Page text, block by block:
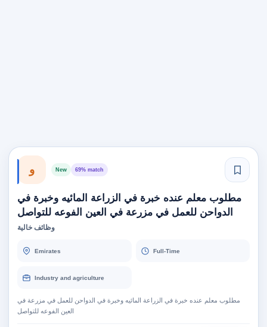
و New 69% match
مطلوب معلم عنده خبرة في الزراعة المائيه وخبرة في
الدواحن للعمل في مزرعة في العين الفوعه للتواصل
وظائف خالية
Emirates Full-Time
Industry and agriculture
مطلوب معلم عنده خبرة في الزراعة المائيه وخبرة في الدواحن للعمل في مزرعة في
العين الفوعه للتواصل